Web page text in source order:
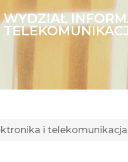
WYDZIAŁ
i telekomunikacja